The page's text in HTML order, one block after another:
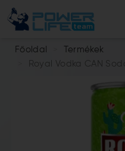
Főoldal
Termékek
Royal Vodka CAN